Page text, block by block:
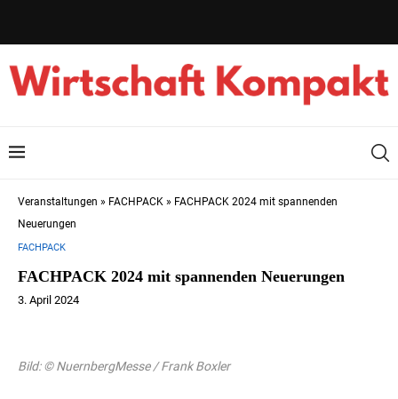
Veranstaltungen » FACHPACK » FACHPACK 2024 mit spannenden
Neuerungen
FACHPACK
FACHPACK 2024 mit spannenden Neuerungen
3. April 2024
Bild: © NuernbergMesse / Frank Boxler